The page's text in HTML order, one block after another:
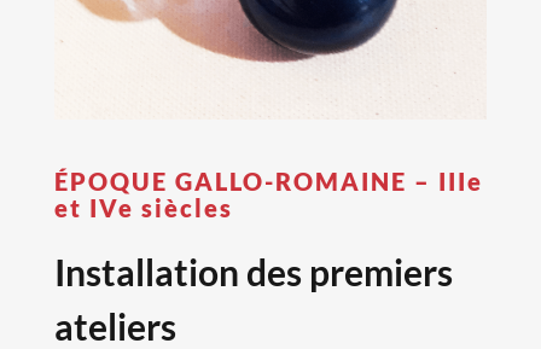
ÉPOQUE GALLO-ROMAINE – IIIe
et IVe siècles
Installation des premiers
ateliers